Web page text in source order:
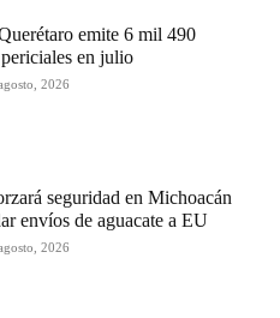
emite 6 mil 490
en julio
2026
seguridad en Michoacán
envíos de aguacate a EU
2026